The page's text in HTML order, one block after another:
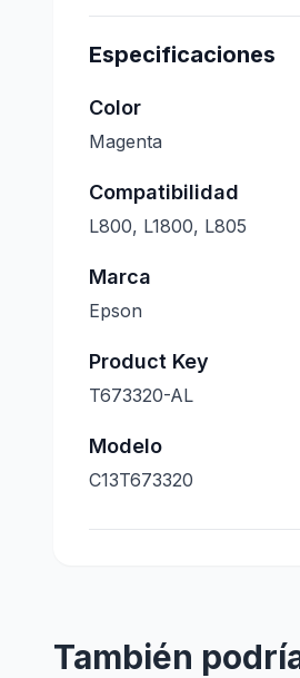
Especificaciones
Color
Magenta
Compatibilidad
L800, L1800, L805
Marca
Epson
Product Key
T673320-AL
Modelo
C13T673320
También